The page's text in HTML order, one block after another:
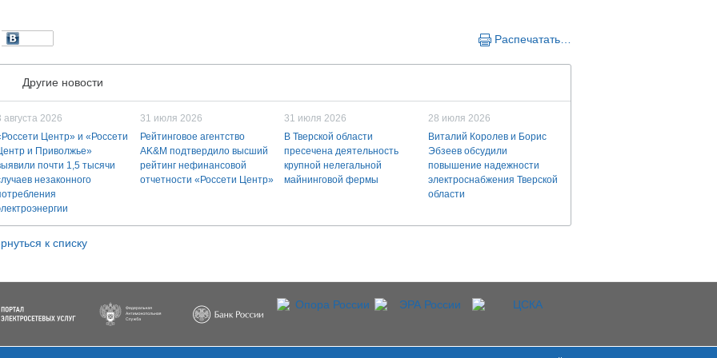
Распечатать…
Другие новости
августа 2026
Центр» и «Россети
и Приволжье»
почти 1,5 тысячи
незаконного
31 июля 2026
Рейтинговое агентство
AK&M подтвердило высший
рейтинг нефинансовой
отчетности «Россети Центр»
31 июля 2026
В Тверской области
пресечена деятельность
крупной нелегальной
майнинговой фермы
28 июля 2026
Виталий Королев и Борис
Эбзеев обсудили
повышение надежности
электроснабжения Тверской
области
к списку